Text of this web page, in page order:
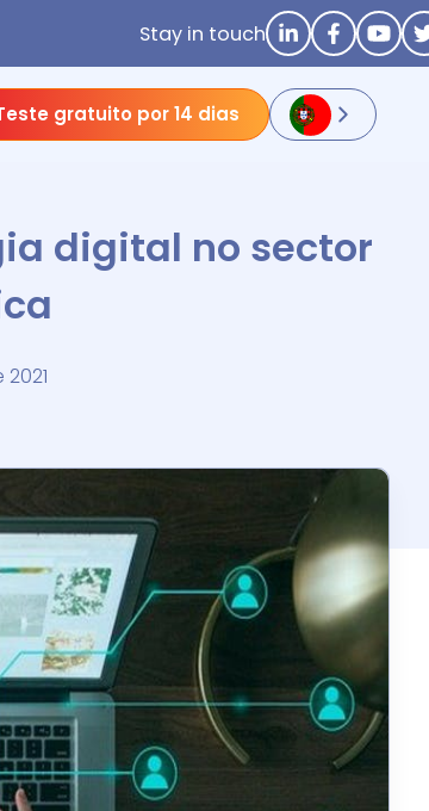
Stay in touch
gratuito por 14 dias
digital no sector